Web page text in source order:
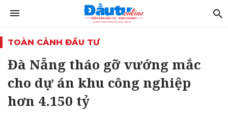
TOÀN CẢNH ĐẦU TƯ
Đà Nẵng tháo gỡ vướng mắc
cho dự án khu công nghiệp
hơn 4.150 tỷ